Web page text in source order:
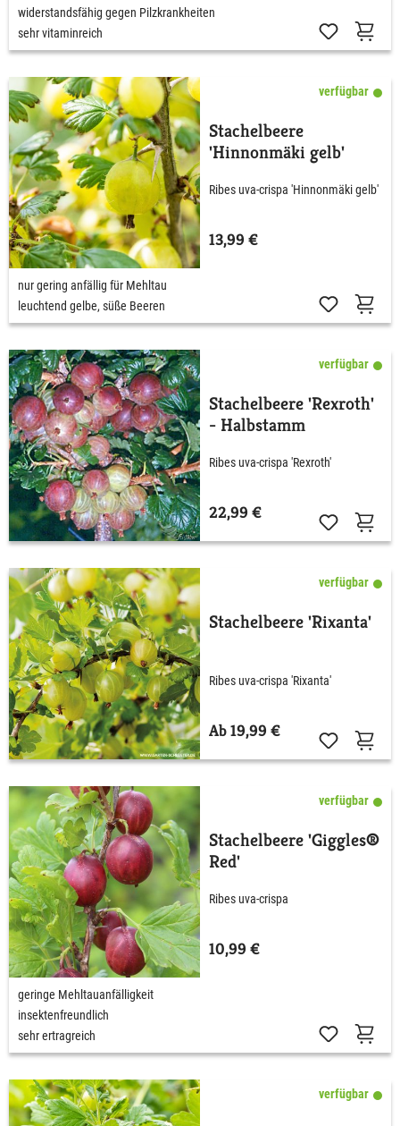
widerstandsfähig gegen Pilzkrankheiten
sehr vitaminreich
verfügbar
Stachelbeere
'Hinnonmäki gelb'
Ribes uva-crispa 'Hinnonmäki gelb'
13,99 €
nur gering anfällig für Mehltau
leuchtend gelbe, süße Beeren
verfügbar
Stachelbeere 'Rexroth'
- Halbstamm
Ribes uva-crispa 'Rexroth'
22,99 €
verfügbar
Stachelbeere 'Rixanta'
Ribes uva-crispa 'Rixanta'
Ab 19,99 €
verfügbar
Stachelbeere 'Giggles®
Red'
Ribes uva-crispa
10,99 €
geringe Mehltauanfälligkeit
insektenfreundlich
sehr ertragreich
verfügbar